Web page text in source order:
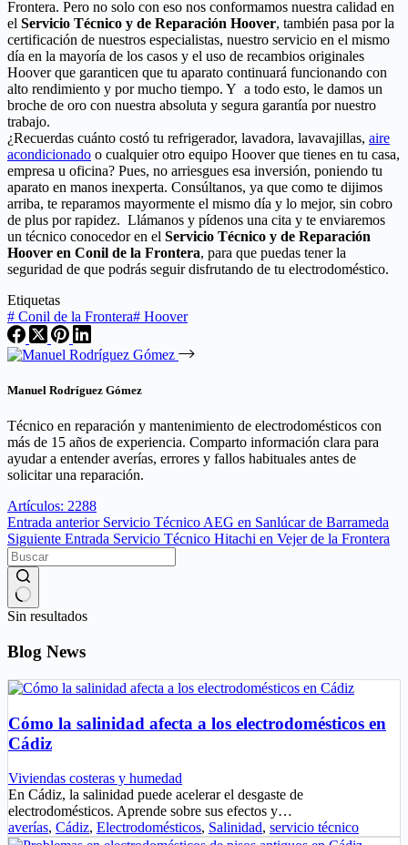
Frontera. Pero no solo con eso nos conformamos nuestra calidad en
el Servicio Técnico y de Reparación Hoover, también pasa por la
certificación de nuestros especialistas, nuestro servicio en el mismo
día en la mayoría de los casos y el uso de recambios originales
Hoover que garanticen que tu aparato continuará funcionando con
alto rendimiento y por mucho tiempo. Y a todo esto, le damos un
broche de oro con nuestra absoluta y segura garantía por nuestro
trabajo.
¿Recuerdas cuánto costó tu refrigerador, lavadora, lavavajillas, aire
acondicionado o cualquier otro equipo Hoover que tienes en tu casa,
empresa u oficina? Pues, no arriesgues esa inversión, poniendo tu
aparato en manos inexperta. Consúltanos, ya que como te dijimos
arriba, te reparamos mayormente el mismo día y lo mejor, sin cobro
de plus por rapidez. Llámanos y pídenos una cita y te enviaremos
un técnico conocedor en el Servicio Técnico y de Reparación
Hoover en Conil de la Frontera, para que puedas tener la
seguridad de que podrás seguir disfrutando de tu electrodoméstico.
Etiquetas
# Conil de la Frontera# Hoover
Manuel Rodríguez Gómez
Técnico en reparación y mantenimiento de electrodomésticos con
más de 15 años de experiencia. Comparto información clara para
ayudar a entender averías, errores y fallos habituales antes de
solicitar una reparación.
Artículos: 2288
Entrada anterior Servicio Técnico AEG en Sanlúcar de Barrameda
Siguiente Entrada Servicio Técnico Hitachi en Vejer de la Frontera
Sin resultados
Blog News
Cómo la salinidad afecta a los electrodomésticos en
Cádiz
Viviendas costeras y humedad
En Cádiz, la salinidad puede acelerar el desgaste de
electrodomésticos. Aprende sobre sus efectos y…
averías, Cádiz, Electrodomésticos, Salinidad, servicio técnico